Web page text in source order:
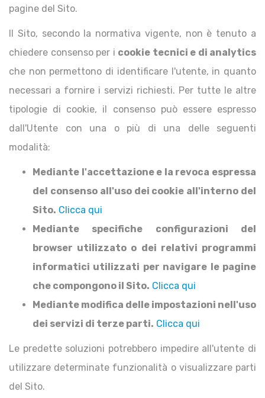
pagine del Sito.
Il Sito, secondo la normativa vigente, non è tenuto a
chiedere consenso per i cookie tecnici e di analytics
che non permettono di identificare l'utente, in quanto
necessari a fornire i servizi richiesti. Per tutte le altre
tipologie di cookie, il consenso può essere espresso
dall'Utente con una o più di una delle seguenti
modalità:
Mediante l'accettazione e la revoca espressa
del consenso all'uso dei cookie all'interno del
Sito. Clicca qui
Mediante specifiche configurazioni del
browser utilizzato o dei relativi programmi
informatici utilizzati per navigare le pagine
che compongono il Sito. Clicca qui
Mediante modifica delle impostazioni nell'uso
dei servizi di terze parti. Clicca qui
Le predette soluzioni potrebbero impedire all'utente di
utilizzare determinate funzionalità o visualizzare parti
del Sito.